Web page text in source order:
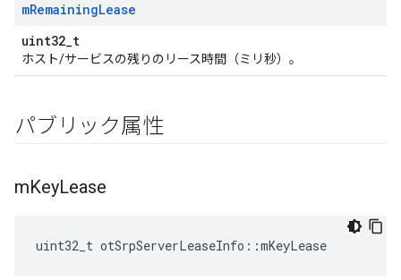
mRemainingLease
uint32_t
ホスト/サービスの残りのリース時間（ミリ秒）。
パブリック属性
mKeyLease
uint32_t otSrpServerLeaseInfo ::mKeyLease